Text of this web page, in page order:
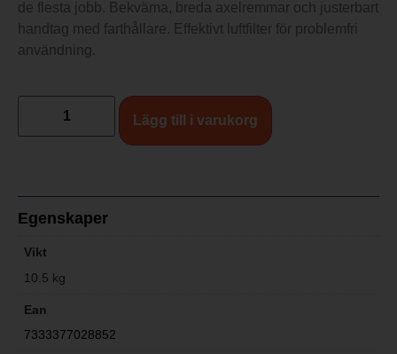
de flesta jobb. Bekväma, breda axelremmar och justerbart
handtag med farthållare. Effektivt luftfilter för problemfri
användning.
Lägg till i varukorg
Egenskaper
Vikt
10.5 kg
Ean
7333377028852